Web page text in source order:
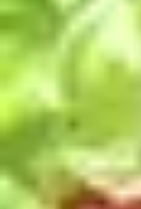
Passion Jardinage
Jardinage Potager
Passion Jardinage